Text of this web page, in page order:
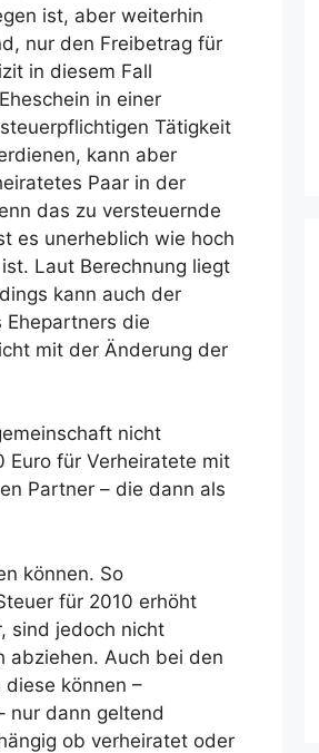
ist, aber weiterhin
nur den Freibetrag für
in diesem Fall
in einer
Tätigkeit
kann aber
Paar in der
das zu versteuernde
es unerheblich wie hoch
Laut Berechnung liegt
kann auch der
Ehepartners die
mit der Änderung der
nicht
Euro für Verheiratete mit
Partner – die dann als
können. So
für 2010 erhöht
sind jedoch nicht
abziehen. Auch bei den
können –
nur dann geltend
ob verheiratet oder